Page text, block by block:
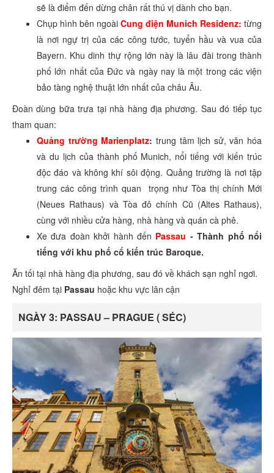
sẽ là điểm đến dừng chân rất thú vị dành cho bạn.
Chụp hình bên ngoài Cung điện Munich Residenz: từng
là nơi ngự trị của các công tước, tuyển hầu và vua của
Bayern. Khu dinh thự rộng lớn này là lâu đài trong thành
phố lớn nhất của Đức và ngày nay là một trong các viện
bảo tàng nghệ thuật lớn nhất của châu Âu.
Đoàn dùng bữa trưa tại nhà hàng địa phương. Sau đó tiếp tục
tham quan:
Quảng trường Marienplatz: trung tâm lịch sử, văn hóa
và du lịch của thành phố Munich, nổi tiếng với kiến trúc
độc đáo và không khí sôi động. Quảng trường là nơi tập
trung các công trình quan trọng như Tòa thị chính Mới
(Neues Rathaus) và Tòa đô chính Cũ (Altes Rathaus),
cùng với nhiều cửa hàng, nhà hàng và quán cà phê.
Xe đưa đoàn khởi hành đến Passau - Thành phố nổi
tiếng với khu phố cổ kiến trúc Baroque.
Ăn tối tại nhà hàng địa phương, sau đó về khách sạn nghỉ ngơi.
Nghỉ đêm tại Passau hoặc khu vực lân cận
NGÀY 3: PASSAU – PRAGUE ( SÉC)